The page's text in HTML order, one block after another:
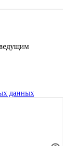
ведущим
данных